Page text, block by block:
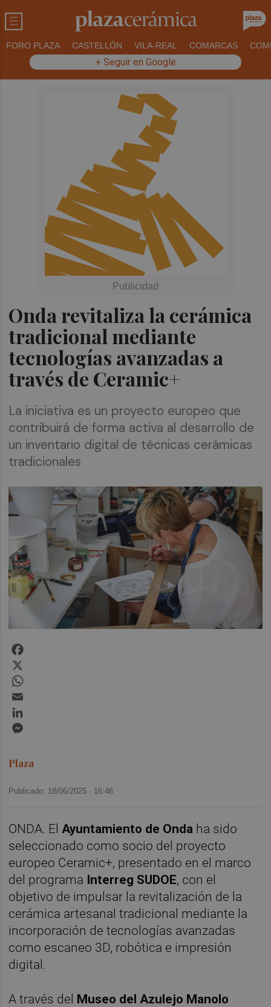
FORO PLAZA CASTELLÓN VILA-REAL COMARCAS
+ Seguir en Google
Onda revitaliza la cerámica
tradicional mediante
tecnologías avanzadas a
través de Ceramic+
La iniciativa es un proyecto europeo que
contribuirá de forma activa al desarrollo de
un inventario digital de técnicas cerámicas
tradicionales
Plaza
Publicado: 18/06/2025 · 16:46
ONDA. ElAyuntamiento de Onda ha sido
seleccionado como socio del proyecto
europeo Ceramic+, presentado en el marco
del programa Interreg SUDOE, con el
objetivo de impulsar la revitalización de la
cerámica artesanal tradicional mediante la
incorporación de tecnologías avanzadas
como escaneo 3D, robótica e impresión
digital.
A través del Museo del Azulejo Manolo